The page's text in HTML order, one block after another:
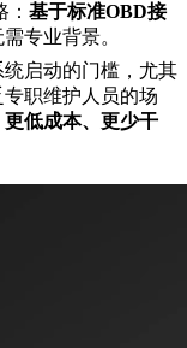
基于标准OBD接
专业背景。
启动的门槛，尤其
职维护人员的场
低成本、更少干